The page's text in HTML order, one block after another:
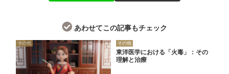
あわせてこの記事もチェック
その他 その他
東洋医学における「火毒」：その
理解と治療